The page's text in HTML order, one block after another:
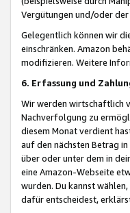
Vergütungen und/oder
Gelegentlich können wir
einschränken. Amazon
modifizieren. Weitere
6. Erfassung und
Wir werden wirtschaftlich
Nachverfolgung zu
diesem Monat verdient
auf den nächsten Betrag
über oder unter dem in
eine Amazon-Webseite
wurden. Du kannst
dafür entscheidest,